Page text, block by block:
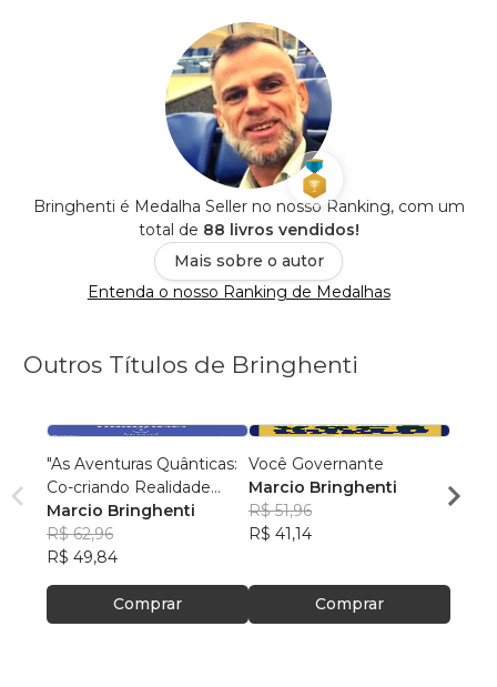
Bringhenti é Medalha Seller no nosso Ranking, com um
total de 88 livros vendidos!
Mais sobre o autor
Entenda o nosso Ranking de Medalhas
Outros Títulos de Bringhenti
"As Aventuras Quânticas:
Co-criando Realidade
com a Bíblia"
Marcio Bringhenti
R$ 62,96
R$ 49,84
Comprar
Você Governante
Marcio Bringhenti
R$ 51,96
R$ 41,14
Comprar
para